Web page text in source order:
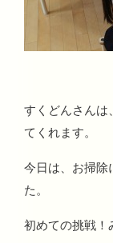
すくどんさんは
てくれます。
今日は、お掃除
た。
初めての挑戦！